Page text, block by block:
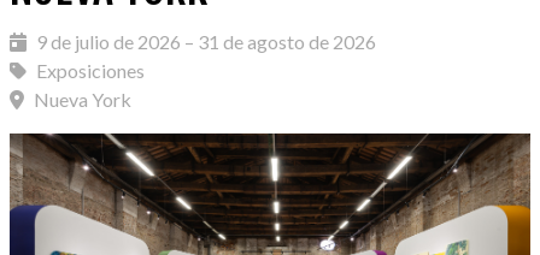
9 de julio de 2026 – 31 de agosto de 2026
Exposiciones
Nueva York